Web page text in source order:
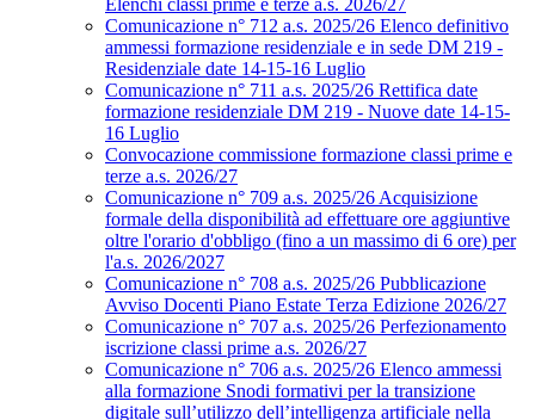
Elenchi classi prime e terze a.s. 2026/27
Comunicazione n° 712 a.s. 2025/26 Elenco definitivo
ammessi formazione residenziale e in sede DM 219 -
Residenziale date 14-15-16 Luglio
Comunicazione n° 711 a.s. 2025/26 Rettifica date
formazione residenziale DM 219 - Nuove date 14-15-
16 Luglio
Convocazione commissione formazione classi prime e
terze a.s. 2026/27
Comunicazione n° 709 a.s. 2025/26 Acquisizione
formale della disponibilità ad effettuare ore aggiuntive
oltre l'orario d'obbligo (fino a un massimo di 6 ore) per
l'a.s. 2026/2027
Comunicazione n° 708 a.s. 2025/26 Pubblicazione
Avviso Docenti Piano Estate Terza Edizione 2026/27
Comunicazione n° 707 a.s. 2025/26 Perfezionamento
iscrizione classi prime a.s. 2026/27
Comunicazione n° 706 a.s. 2025/26 Elenco ammessi
alla formazione Snodi formativi per la transizione
digitale sull’utilizzo dell’intelligenza artificiale nella